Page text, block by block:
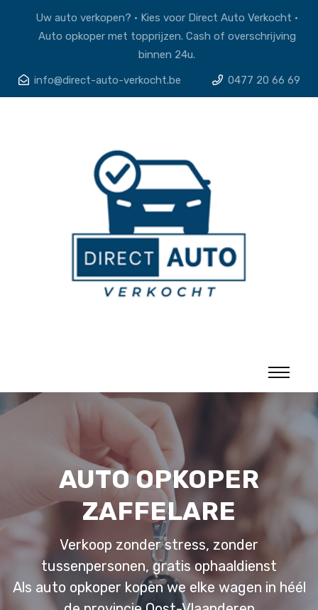
Uw auto verkopen? • Kies voor Direct Auto Verkocht •
Auto opkoper met topprijzen. Cash of overschrijving
binnen 24u.
info@direct-auto-verkocht.be
0477 20 66 69
AUTO OPKOPER
ZAFFELARE
Verkoop zonder stress, zonder
tussenpersonen, gratis ophaaldienst
Als auto opkoper kopen we elke wagen in héél